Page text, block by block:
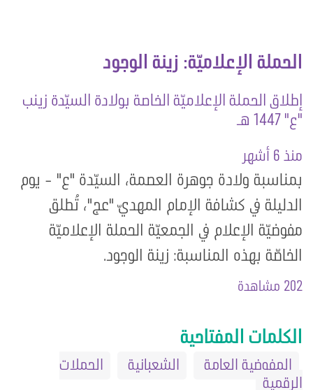
الحملة الإعلاميّة: زينة الوجود
إطلاق الحملة الإعلاميّة الخاصة بولادة السيّدة زينب
"ع" 1447 هـ
منذ 6 أشهر
بمناسبة ولادة جوهرة العصمة، السيّدة "ع" - يوم
الدليلة في كشافة الإمام المهديّ "عج"، تُطلق
مفوضيّة الإعلام في الجمعيّة الحملة الإعلاميّة
الخاصّة بهذه المناسبة: زينة الوجود.
202 مشاهدة
الكلمات المفتاحية
المفوضية العامة الشعبانية
الحملات
الرقمية